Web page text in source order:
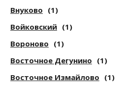
Внуково (1)
Войковский (1)
Вороново (1)
Восточное Дегунино (1)
Восточное Измайлово (1)